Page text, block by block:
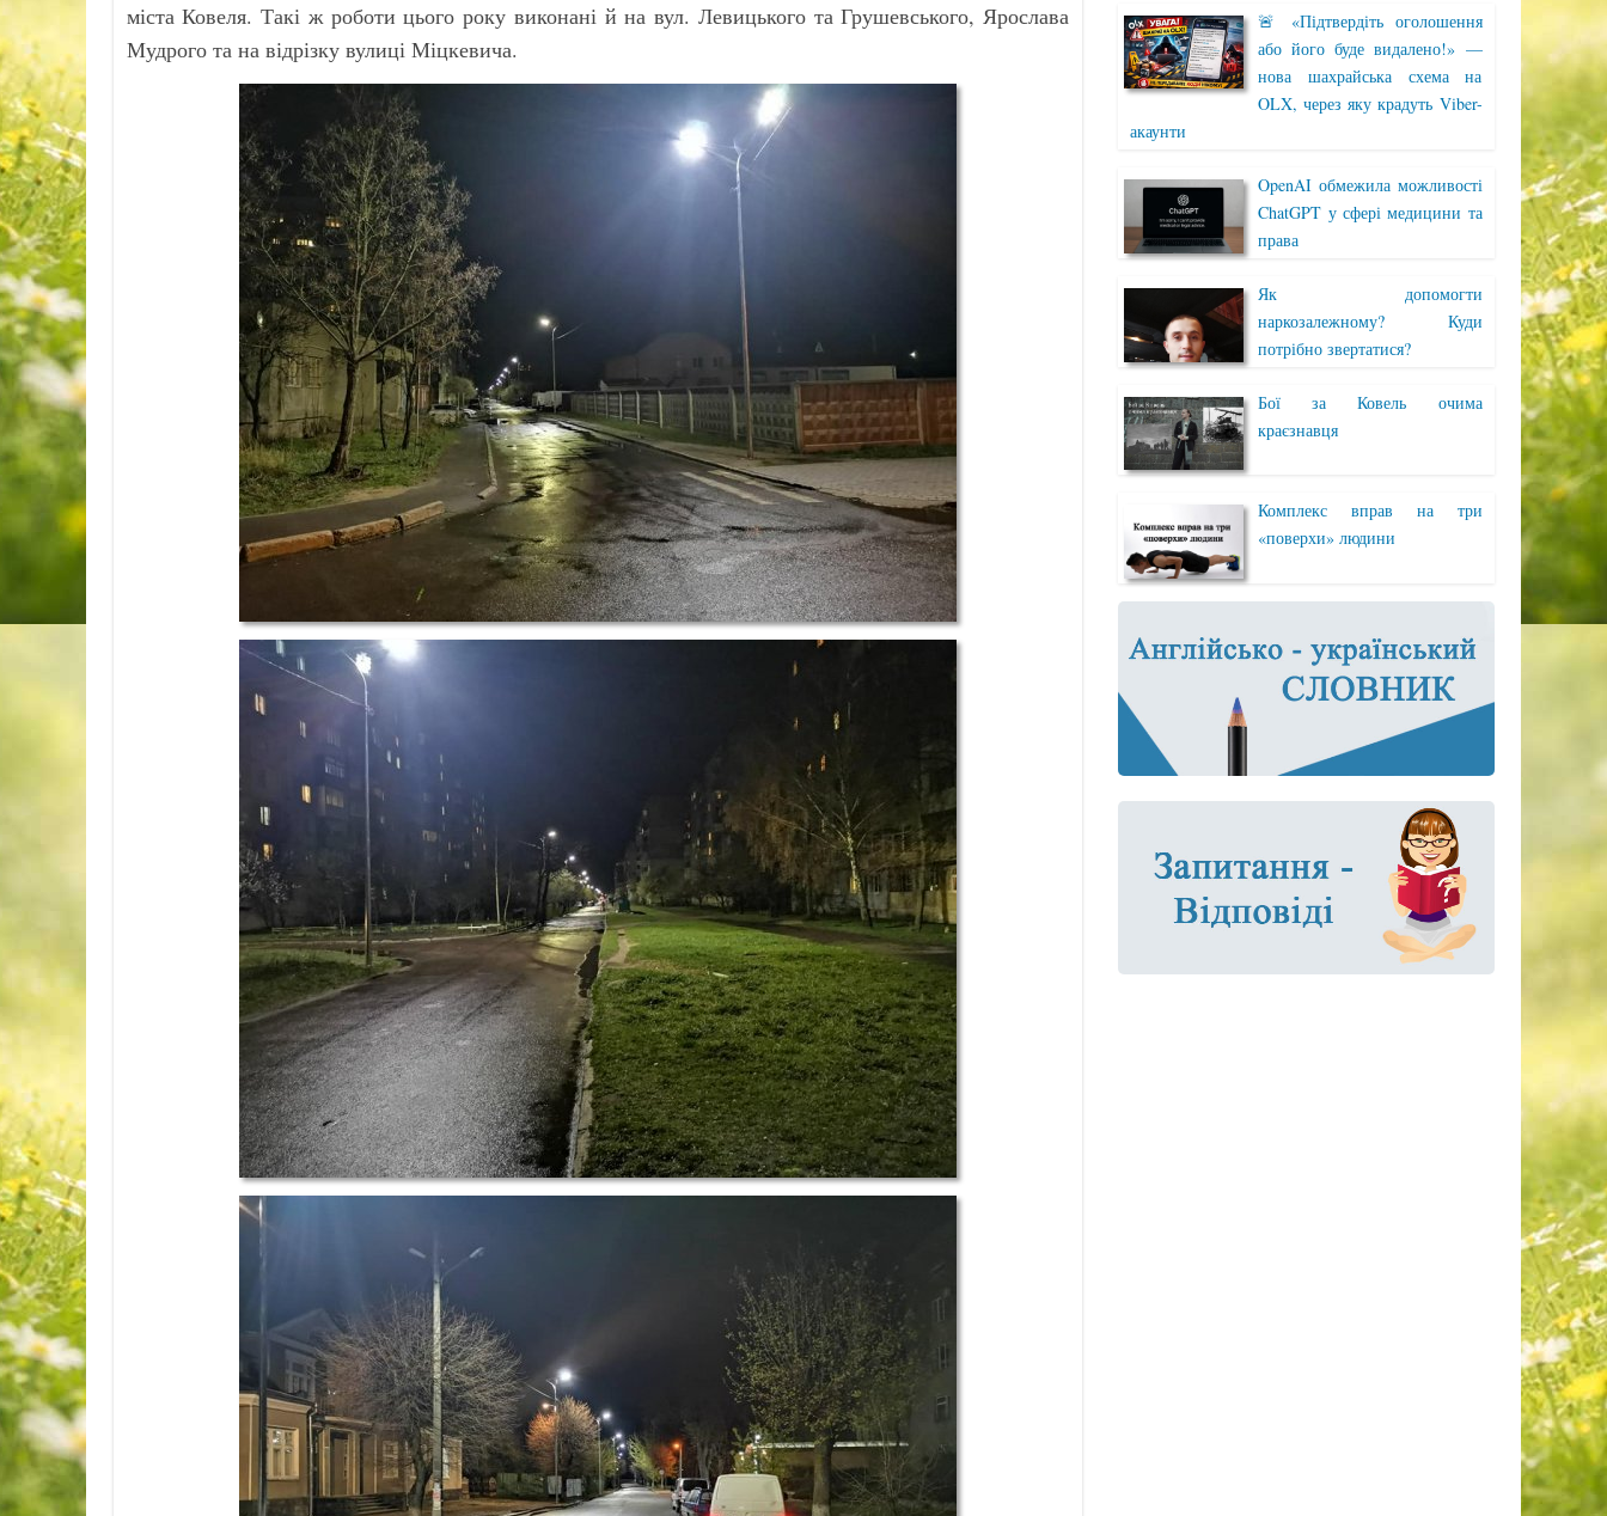
міста Ковеля. Такі ж роботи цього року виконані й на вул. Левицького та Грушевського, Ярослава
Мудрого та на відрізку вулиці Міцкевича.
🚨 «Підтвердіть оголошення
або його буде видалено!» —
нова шахрайська схема на
OLX, через яку крадуть Viber-
акаунти
OpenAI обмежила можливості
ChatGPT у сфері медицини та
права
Як допомогти
наркозалежному? Куди
потрібно звертатися?
Бої за Ковель очима
краєзнавця
Комплекс вправ на три
«поверхи» людини